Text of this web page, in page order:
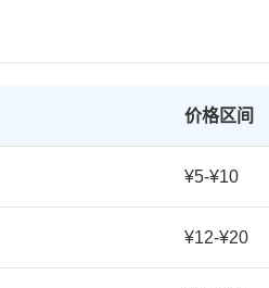
价格区间
¥5-¥10
¥12-¥20